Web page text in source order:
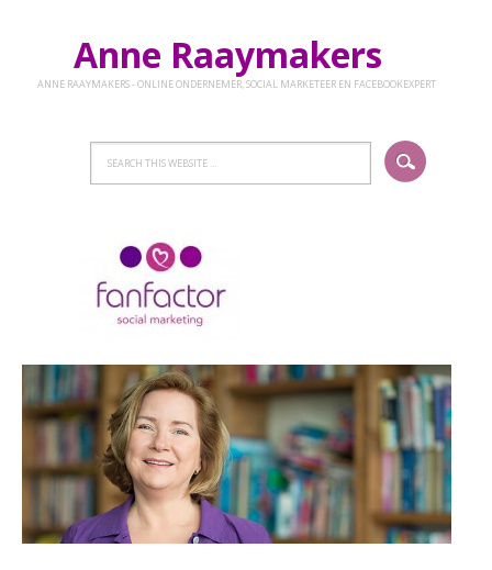
Anne Raaymakers
ANNE RAAYMAKERS - ONLINE ONDERNEMER, SOCIAL MARKETEER EN FACEBOOKEXPERT